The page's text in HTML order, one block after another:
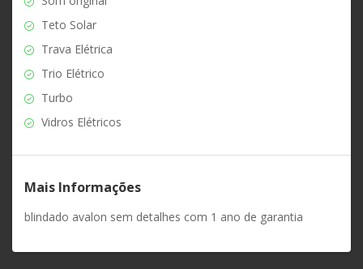
Teto Solar
Trava Elétrica
Trio Elétrico
Turbo
Vidros Elétricos
Mais Informações
blindado avalon sem detalhes com 1 ano de garantia